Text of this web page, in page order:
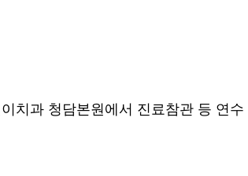
치과 청담본원에서 진료참관 등 연수